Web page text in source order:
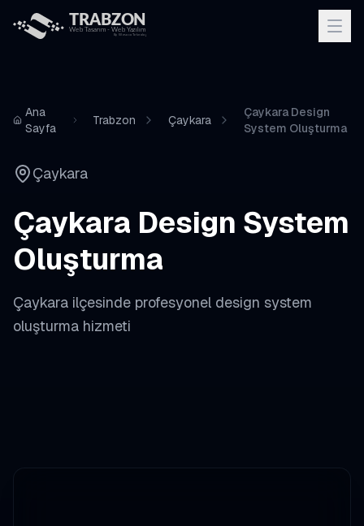
Ana
Sayfa
Trabzon Çaykara
Çaykara Design
System Oluşturma
Çaykara
Çaykara Design System
Oluşturma
Çaykara ilçesinde profesyonel design system
oluşturma hizmeti